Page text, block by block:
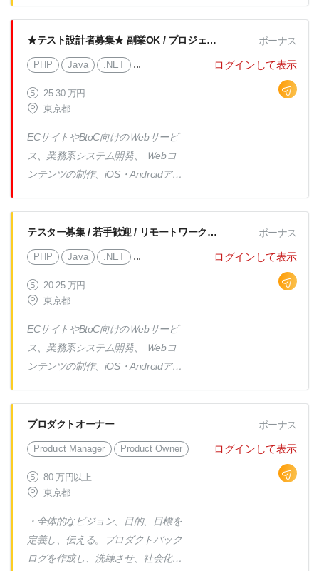
希望やスキル感などをしっかりお伺
いしながら業務をお任せ！ 今まで
のご経験で活躍頂いたり、 さらな
るステージへのチャレンジなど大歓
迎です♪ ※プロジェクト比率※ 受託
プロジェクト 20％ 客先プロジェ
クト 80％ →内客先常駐は50％
（フル常駐、フルリモート、半分リ
モートと働き方はプロジェクトによ
ラウド移行 自治体向け企業マッチ
報データベース構築 交通機関向け
アンケートサイト構築 マーケティ
ング会社向けデータ変換ツール構築
など 【自社サービス】 システム開
発・ICT導入における受託事例紹介
サイト『FALCON』 受託開発会社向
けマッチングサービス『SIPS』
★テスト設計者募集★ 副業OK / プロジェクト立ち上げに携われるかも！ / 外国籍メンバー在籍中
PHP Java .NET ...
25-30 万円
東京都
ECサイトやBtoC向けのＷebサービ
ス、業務系システム開発、 Ｗebコ
ンテンツの制作、iOS・Androidアプ
キル感などをしっかりお伺いしなが
ら業務をお任せ！ 開発へのスキル
アップやテスト設計・上流工程への
チャレンジなど大歓迎です♪ ※プロ
ジェクト比率※ 受託プロジェク
ト 20％ 客先プロジェクト 80％
→内客先常駐は50％（フル常駐、フ
ルリモート、半分リモートと働き方
はプロジェクトによります） 【プ
自治体向け企業マッチングサイト構
ス構築 交通機関向けアンケートサ
イト構築 マーケティング会社向け
データ変換ツール構築 【開発環境
サービス】 システム開発・ICT導入
における受託事例紹介サイト
『FALCON』 受託開発会社向けマッ
ボーナス
ログインして表示
テスター募集 / 若手歓迎 / リモートワーク導入中 / 年間休日127日以上
PHP Java .NET ...
20-25 万円
東京都
ECサイトやBtoC向けのＷebサービ
ス、業務系システム開発、 Ｗebコ
ンテンツの制作、iOS・Androidアプ
キル感などをしっかりお伺いしなが
ら業務をお任せ！ 開発へのスキル
アップやテスト設計・上流工程への
チャレンジなど大歓迎です♪ ※プロ
ジェクト比率※ 受託プロジェク
ト 20％ 客先プロジェクト 80％
→内客先常駐は50％（フル常駐、フ
ルリモート、半分リモートと働き方
はプロジェクトによります） 【プ
ボーナス
ログインして表示
プロダクトオーナー
Product Manager Product Owner
80 万円以上
東京都
・全体的なビジョン、目的、目標を
定義し、伝える。プロダクトバック
ログを作成し、洗練させ、社会化
ボーナス
ログインして表示